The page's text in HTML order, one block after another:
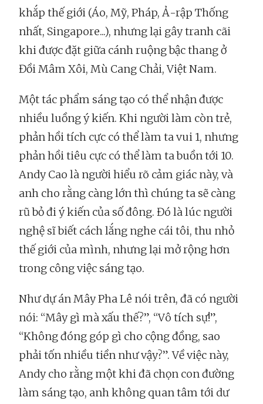
khắp thế giới (Áo, Mỹ, Pháp, Ả-rập Thống
nhất, Singapore...), nhưng lại gây tranh cãi
khi được đặt giữa cánh ruộng bậc thang ở
Đồi Mâm Xôi, Mù Cang Chải, Việt Nam.
Một tác phẩm sáng tạo có thể nhận được
nhiều luồng ý kiến. Khi người làm còn trẻ,
phản hồi tích cực có thể làm ta vui 1, nhưng
phản hồi tiêu cực có thể làm ta buồn tới 10.
Andy Cao là người hiểu rõ cảm giác này, và
anh cho rằng càng lớn thì chúng ta sẽ càng
rũ bỏ đi ý kiến của số đông. Đó là lúc người
nghệ sĩ biết cách lắng nghe cái tôi, thu nhỏ
thế giới của mình, nhưng lại mở rộng hơn
trong công việc sáng tạo.
Như dự án Mây Pha Lê nói trên, đã có người
nói: “Mây gì mà xấu thế?”, “Vô tích sự!”,
“Không đóng góp gì cho cộng đồng, sao
phải tốn nhiều tiền như vậy?”. Về việc này,
Andy cho rằng một khi đã chọn con đường
làm sáng tạo, anh không quan tâm tới dư